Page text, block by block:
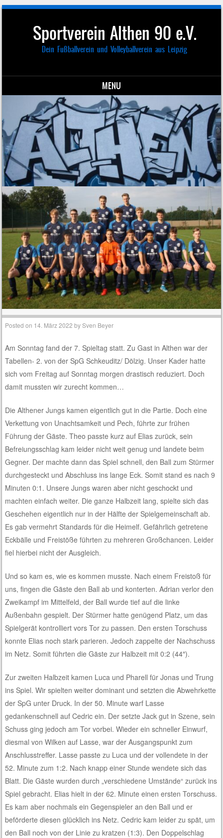
Sportverein Althen 90 e.V.
Dein Fußballverein und Volleyballverein aus Leipzig
MENU
Skip to content
Posted on 14. März 2022 bySven Beyer
Am Sonntag fand der 7. Spieltag statt. Zu Gast in Althen war der
Tabellen- 2. von der SpG Schkeuditz/ Dölzig. Unser Kader hatte
sich vom Freitag auf Sonntag morgen drastisch reduziert. Doch
damit mussten wir zurecht kommen…
Die Althener Jungs kamen eigentlich gut in die Partie. Doch eine
Verkettung von Unachtsamkeit und Pech, führte zur frühen
Führung der Gäste. Theo passte kurz auf Elias zurück, sein
Befreiungsschlag kam leider nicht weit genug und landete beim
Gegner. Der machte dann das Spiel schnell, den Ball zum Stürmer
durchgesteckt und Abschluss ins lange Eck. Somit stand es nach 9
Minuten 0:1. Unsere Jungs waren aber nicht geschockt und
machten einfach weiter. Die ganze Halbzeit lang, spielte sich das
Geschehen eigentlich nur in der Hälfte der Spielgemeinschaft ab.
Es gab vermehrt Standards für die Heimelf. Gefährlich getretene
Eckbälle und Freistöße führten zu mehreren Großchancen. Leider
fiel hierbei nicht der Ausgleich.
Und so kam es, wie es kommen musste. Nach einem Freistoß für
uns, fingen die Gäste den Ball ab und konterten. Adrian verlor den
Zweikampf im Mittelfeld, der Ball wurde tief auf die linke
Außenbahn gespielt. Der Stürmer hatte genügend Platz, um das
Spielgerät kontrolliert vors Tor zu passen. Den ersten Torschuss
konnte Elias noch stark parieren. Jedoch zappelte der Nachschuss
im Netz. Somit führten die Gäste zur Halbzeit mit 0:2 (44″).
Zur zweiten Halbzeit kamen Luca und Pharell für Jonas und Trung
ins Spiel. Wir spielten weiter dominant und setzten die Abwehrkette
der SpG unter Druck. In der 50. Minute warf Lasse
gedankenschnell auf Cedric ein. Der setzte Jack gut in Szene, sein
Schuss ging jedoch am Tor vorbei. Wieder ein schneller Einwurf,
diesmal von Wilken auf Lasse, war der Ausgangspunkt zum
Anschlusstreffer. Lasse passte zu Luca und der vollendete in der
52. Minute zum 1:2. Nach knapp einer Stunde wendete sich das
Blatt. Die Gäste wurden durch „verschiedene Umstände“ zurück ins
Spiel gebracht. Elias hielt in der 62. Minute einen ersten Torschuss.
Es kam aber nochmals ein Gegenspieler an den Ball und er
beförderte diesen glücklich ins Netz. Cedric kam leider zu spät, um
den Ball noch von der Linie zu kratzen (1:3). Den Doppelschlag